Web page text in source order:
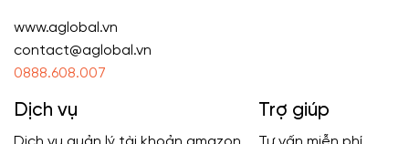
www.aglobal.vn
contact@aglobal.vn
0888.608.007
Dịch vụ Trợ giúp